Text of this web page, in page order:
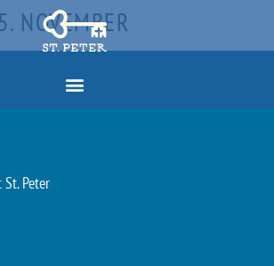
NOVEMBER
Peter